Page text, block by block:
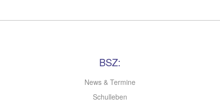
BSZ:
News & Termine
Schulleben